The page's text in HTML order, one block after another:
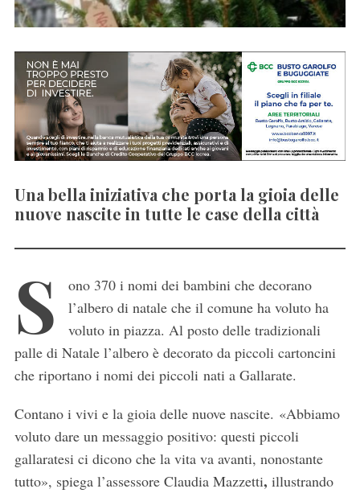
Una bella iniziativa che porta la gioia delle
nuove nascite in tutte le case della città
S
ono 370 i nomi dei bambini che decorano
l’albero di natale che il comune ha voluto ha
voluto in piazza. Al posto delle tradizionali
palle di Natale l’albero è decorato da piccoli cartoncini
che riportano i nomi dei piccoli nati a Gallarate.
Contano i vivi e la gioia delle nuove nascite. «Abbiamo
voluto dare un messaggio positivo: questi piccoli
gallaratesi ci dicono che la vita va avanti, nonostante
tutto», spiega l’assessore Claudia Mazzetti, illustrando